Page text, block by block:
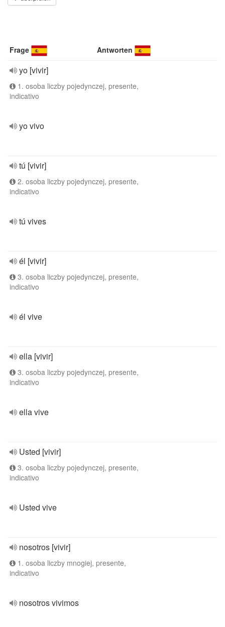
Frage Antworten
yo [vivir]
1. osoba liczby pojedynczej, presente,
indicativo
yo vivo
tú [vivir]
2. osoba liczby pojedynczej, presente,
indicativo
tú vives
él [vivir]
3. osoba liczby pojedynczej, presente,
indicativo
él vive
ella [vivir]
3. osoba liczby pojedynczej, presente,
indicativo
ella vive
Usted [vivir]
3. osoba liczby pojedynczej, presente,
indicativo
Usted vive
nosotros [vivir]
1. osoba liczby mnogiej, presente,
indicativo
nosotros vivimos